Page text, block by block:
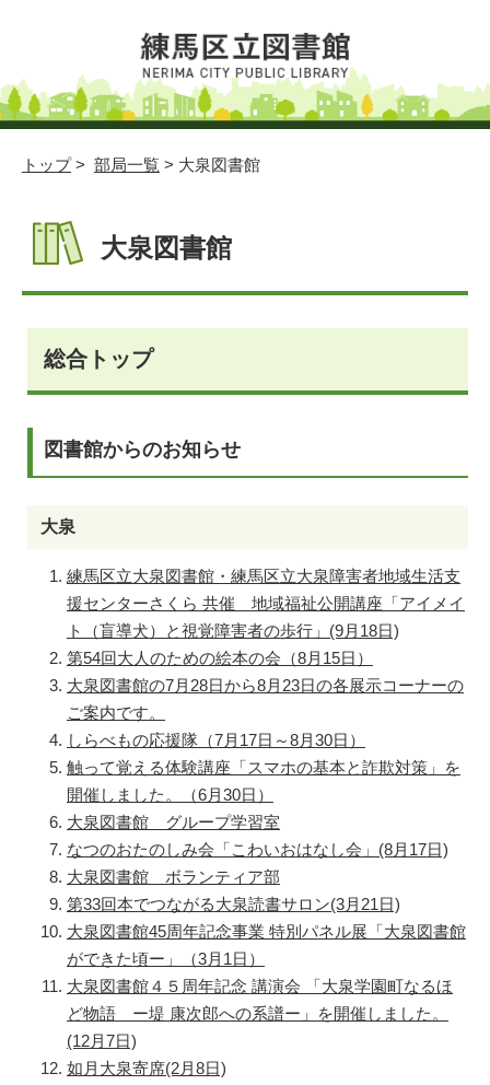
トップ> 部局一覧 > 大泉図書館
大泉図書館
総合トップ
図書館からのお知らせ
大泉
練馬区立大泉図書館・練馬区立大泉障害者地域生活支
援センターさくら 共催 地域福祉公開講座「アイメイ
ト（盲導犬）と視覚障害者の歩行」(9月18日)
第54回大人のための絵本の会（8月15日）
大泉図書館の7月28日から8月23日の各展示コーナーの
ご案内です。
しらべもの応援隊（7月17日～8月30日）
触って覚える体験講座「スマホの基本と詐欺対策」を
開催しました。（6月30日）
大泉図書館 グループ学習室
なつのおたのしみ会「こわいおはなし会」(8月17日)
大泉図書館 ボランティア部
第33回本でつながる大泉読書サロン(3月21日)
大泉図書館45周年記念事業 特別パネル展「大泉図書館
ができた頃ー」（3月1日）
大泉図書館４５周年記念 講演会 「大泉学園町なるほ
ど物語 ー堤 康次郎への系譜ー」を開催しました。
(12月7日)
如月大泉寄席(2月8日)